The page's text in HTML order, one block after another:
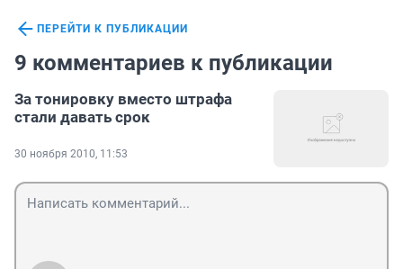
ПЕРЕЙТИ К ПУБЛИКАЦИИ
9 комментариев к публикации
За тонировку вместо штрафа
стали давать срок
30 ноября 2010, 11:53